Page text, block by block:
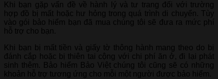
Khi bạn gặp vấn đề về hành lý và tư trang đối với trường
hợp đồ bị mất hoặc hư hỏng trong quá trình di chuyển. Tùy
vào gói bảo hiểm bạn đã mua chúng tôi sẽ đưa ra mức phí
hỗ trợ cho bạn.
Khi bạn bị mất tiền và giấy tờ thông hành mang theo do bị
đánh cắp hoặc bị thiên tai cộng với chi phí ăn ở, đi lại phát
sinh thêm. Bảo hiểm Bảo Việt chúng tôi cũng sẽ có những
khoản hỗ trợ tương ứng cho mỗi một người được bảo hiểm.